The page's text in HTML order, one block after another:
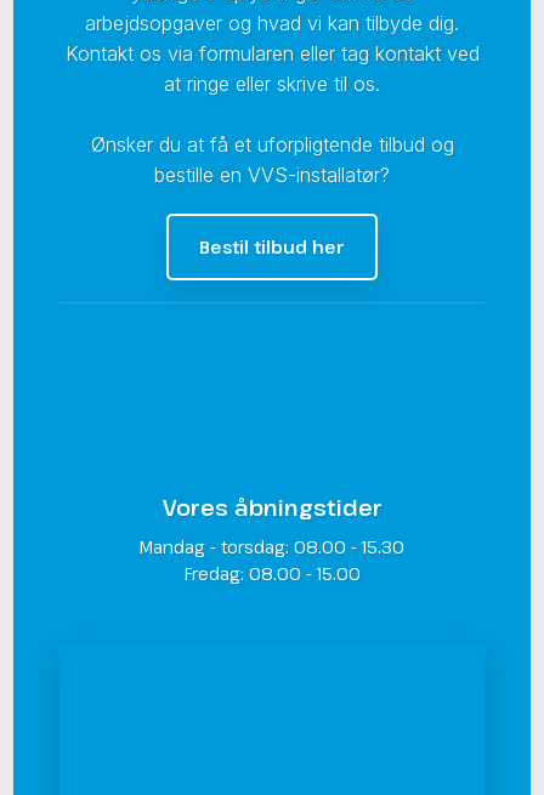
arbejdsopgaver og hvad vi kan tilbyde dig.
Kontakt os via formularen eller tag kontakt ved
at ringe eller skrive til os.
Ønsker du at få et uforpligtende tilbud og
bestille en VVS-installatør?
Bestil tilbud her
Vores åbningstider
Mandag - torsdag: 08.00 - 15.30
​Fredag: 08.00 - 15.00